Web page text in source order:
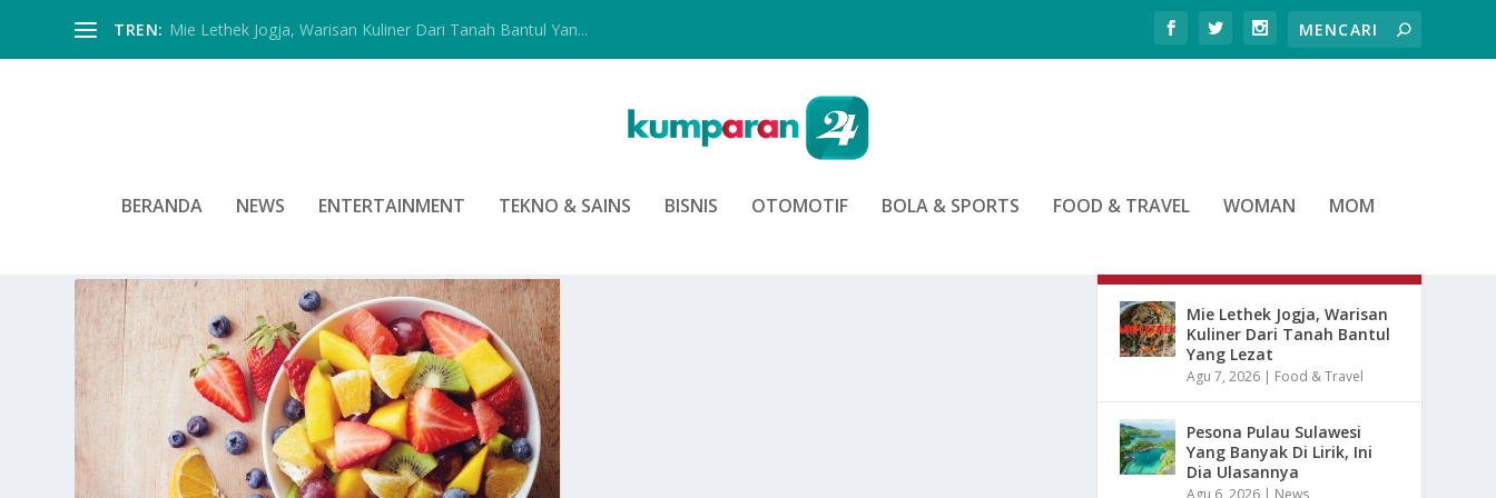
TREN: Mie Lethek Jogja, Warisan Kuliner Dari Tanah Bantul Yan...
BERANDA NEWS ENTERTAINMENT TEKNO & SAINS BISNIS OTOMOTIF BOLA & SPORTS FOOD & TRAVEL WOMAN MOM
Mie Lethek Jogja, Warisan
Kuliner Dari Tanah Bantul
Yang Lezat
Agu 7, 2026 | Food & Travel
Pesona Pulau Sulawesi
Yang Banyak Di Lirik, Ini
Dia Ulasannya